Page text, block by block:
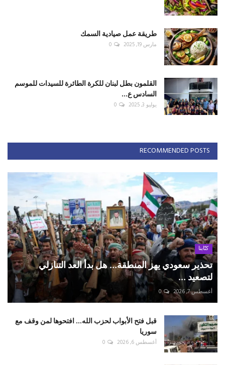
طريقة عمل صيادية السمك
مارس 19, 2025 0
القلمون بطل لبنان للكرة الطائرة للسيدات للموسم
السادس ع...
يوليو 3, 2025 0
RECOMMENDED POSTS
كتّابنا
تحذير سعودي يهز المنطقة... هل بدأ العد التنازلي
لتصعيد ...
أغسطس 7, 2026 0
قبل فتح الأبواب لحزب الله... افتحوها لمن وقف مع
سوريا
أغسطس 6, 2026 0